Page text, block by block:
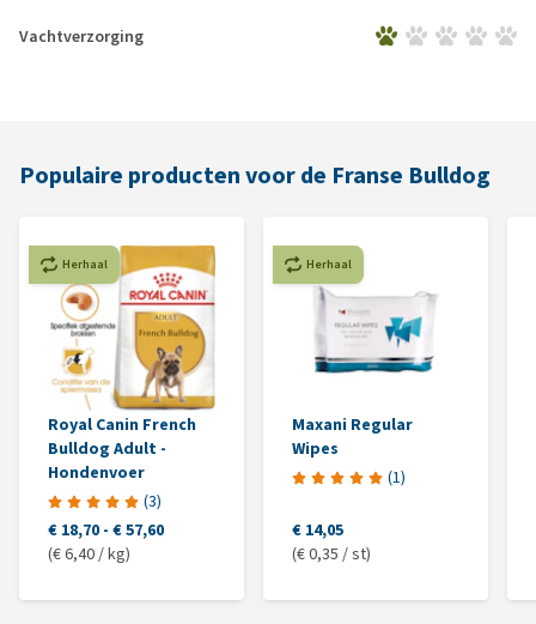
Vachtverzorging
Populaire producten voor de Franse Bulldog
Herhaal
Royal Canin French
Bulldog Adult -
Hondenvoer
(3)
€ 18,70 - € 57,60
(€ 6,40 / kg)
Herhaal
Maxani Regular
Wipes
(1)
€ 14,05
(€ 0,35 / st)